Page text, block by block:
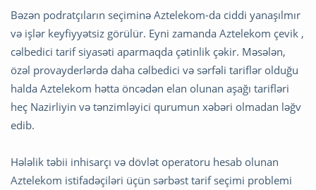
Bəzən podratçıların seçiminə Aztelekom-da ciddi yanaşılmır
və işlər keyfiyyətsiz görülür. Eyni zamanda Aztelekom çevik ,
cəlbedici tarif siyasəti aparmaqda çətinlik çəkir. Məsələn,
özəl provayderlərdə daha cəlbedici və sərfəli tariflər olduğu
halda Aztelekom hətta öncədən elan olunan aşağı tarifləri
heç Nazirliyin və tənzimləyici qurumun xəbəri olmadan ləğv
edib.
Hələlik təbii inhisarçı və dövlət operatoru hesab olunan
Aztelekom istifadəçiləri üçün sərbəst tarif seçimi problemi